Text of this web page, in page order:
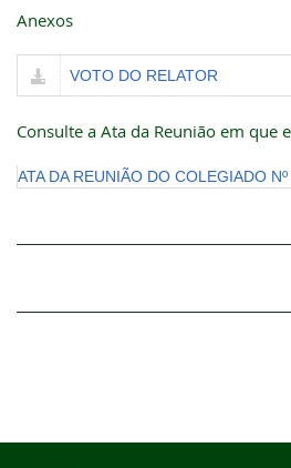
Anexos
VOTO DO RELATOR
Consulte a Ata da Reunião em que
ATA DA REUNIÃO DO COLEGIADO